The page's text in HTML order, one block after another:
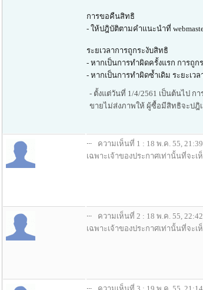
การขอคืนสิทธิ
- ให้ปฎิบัติตามคำแนะนำที่
ระยเวลาการถูกระงับสิทธิ
- หากเป็นการทำผิดครั้งแรก การถู
- หากเป็นการทำผิดซ้ำเดิม ระยะเ
- ตั้งแต่วันที่ 1/4/2561 เป็นต้นไป ก
ขายไม่ส่งภาพให้ ผู้ซื้อมีสิทธิจะปฎิเ
...
ความเห็นที่ 1 : 18 พ.ค. 55, 21:39
เฉพาะเจ้าของประกาศเท่านั้นที่จะ
...
ความเห็นที่ 2 : 18 พ.ค. 55, 22:42
เฉพาะเจ้าของประกาศเท่านั้นที่จะ
...